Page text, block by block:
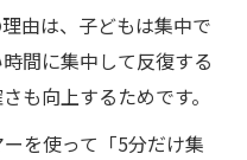
由は、子どもは集中で
間に集中して反復する
も向上するためです。
を使って「5分だけ集